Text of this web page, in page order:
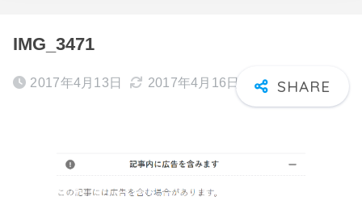
IMG_3471
2017年4月13日 2017年4月16日